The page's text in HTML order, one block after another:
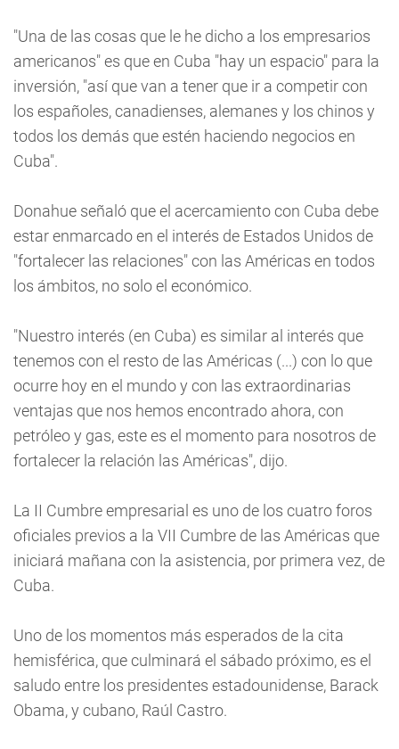
"Una de las cosas que le he dicho a los empresarios
americanos" es que en Cuba "hay un espacio" para la
inversión, "así que van a tener que ir a competir con
los españoles, canadienses, alemanes y los chinos y
todos los demás que estén haciendo negocios en
Cuba".
Donahue señaló que el acercamiento con Cuba debe
estar enmarcado en el interés de Estados Unidos de
"fortalecer las relaciones" con las Américas en todos
los ámbitos, no solo el económico.
"Nuestro interés (en Cuba) es similar al interés que
tenemos con el resto de las Américas (...) con lo que
ocurre hoy en el mundo y con las extraordinarias
ventajas que nos hemos encontrado ahora, con
petróleo y gas, este es el momento para nosotros de
fortalecer la relación las Américas", dijo.
La II Cumbre empresarial es uno de los cuatro foros
oficiales previos a la VII Cumbre de las Américas que
iniciará mañana con la asistencia, por primera vez, de
Cuba.
Uno de los momentos más esperados de la cita
hemisférica, que culminará el sábado próximo, es el
saludo entre los presidentes estadounidense, Barack
Obama, y cubano, Raúl Castro.